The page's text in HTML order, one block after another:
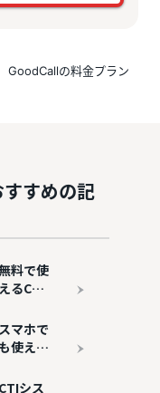
GoodCallの料金プラン
すめの記
料で使
えるCTI
おすすめ
8選！コ
ターを効
スマホで
も使え
リ対応の
CTIシス